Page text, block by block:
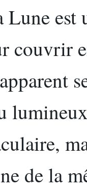
Lune est
couvrir
de la